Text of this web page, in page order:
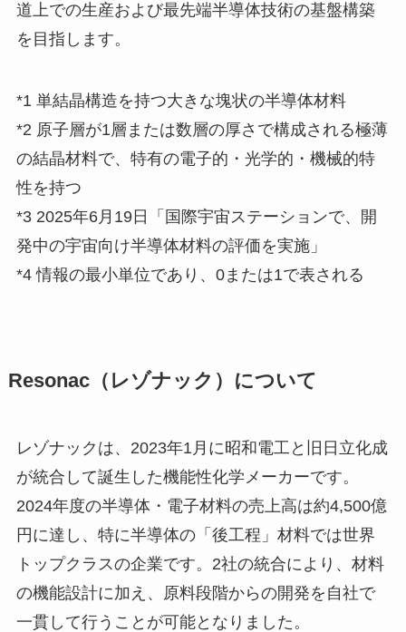
道上での生産および最先端半導体技術の基盤構築
を目指します。
*1 単結晶構造を持つ大きな塊状の半導体材料
*2 原子層が1層または数層の厚さで構成される極薄
の結晶材料で、特有の電子的・光学的・機械的特
性を持つ
*3 2025年6月19日「国際宇宙ステーションで、開
発中の宇宙向け半導体材料の評価を実施」
*4 情報の最小単位であり、0または1で表される
Resonac（レゾナック）について
レゾナックは、2023年1月に昭和電工と旧日立化成
が統合して誕生した機能性化学メーカーです。
2024年度の半導体・電子材料の売上高は約4,500億
円に達し、特に半導体の「後工程」材料では世界
トップクラスの企業です。2社の統合により、材料
の機能設計に加え、原料段階からの開発を自社で
一貫して行うことが可能となりました。